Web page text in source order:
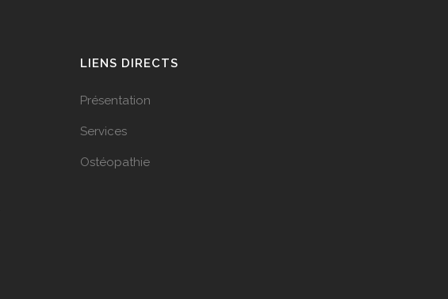
LIENS DIRECTS
Présentation
Services
Ostéopathie